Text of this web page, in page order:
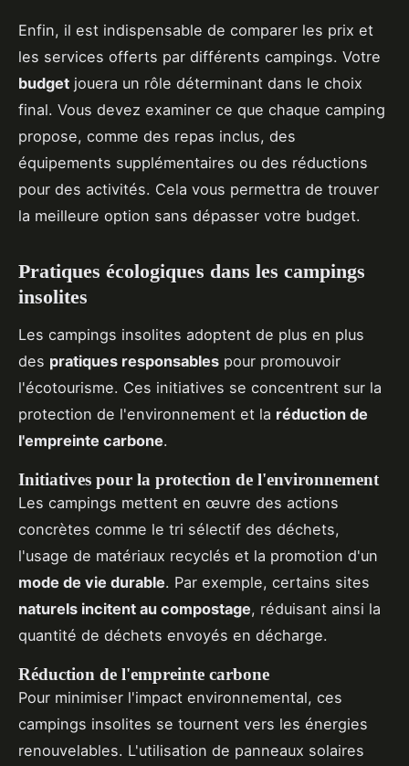
Enfin, il est indispensable de comparer les prix et
les services offerts par différents campings. Votre
budget jouera un rôle déterminant dans le choix
final. Vous devez examiner ce que chaque camping
propose, comme des repas inclus, des
équipements supplémentaires ou des réductions
pour des activités. Cela vous permettra de trouver
la meilleure option sans dépasser votre budget.
Pratiques écologiques dans les campings
insolites
Les campings insolites adoptent de plus en plus
des pratiques responsables pour promouvoir
l'écotourisme. Ces initiatives se concentrent sur la
protection de l'environnement et la réduction de
l'empreinte carbone.
Initiatives pour la protection de l'environnement
Les campings mettent en œuvre des actions
concrètes comme le tri sélectif des déchets,
l'usage de matériaux recyclés et la promotion d'un
mode de vie durable. Par exemple, certains sites
naturels incitent au compostage, réduisant ainsi la
quantité de déchets envoyés en décharge.
Réduction de l'empreinte carbone
Pour minimiser l'impact environnemental, ces
campings insolites se tournent vers les énergies
renouvelables. L'utilisation de panneaux solaires